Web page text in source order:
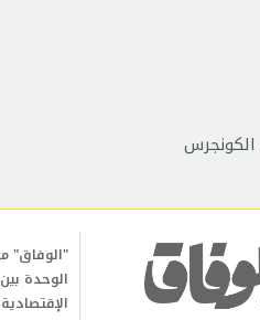
الكونجرس
"الوفاق"
الوحدة